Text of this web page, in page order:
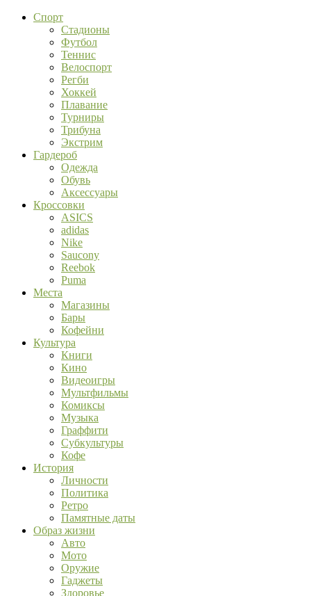
Спорт
Стадионы
Футбол
Теннис
Велоспорт
Регби
Хоккей
Плавание
Турниры
Трибуна
Экстрим
Гардероб
Одежда
Обувь
Аксессуары
Кроссовки
ASICS
adidas
Nike
Saucony
Reebok
Puma
Места
Магазины
Бары
Кофейни
Культура
Книги
Кино
Видеоигры
Мультфильмы
Комиксы
Музыка
Граффити
Субкультуры
Кофе
История
Личности
Политика
Ретро
Памятные даты
Образ жизни
Авто
Мото
Оружие
Гаджеты
Здоровье